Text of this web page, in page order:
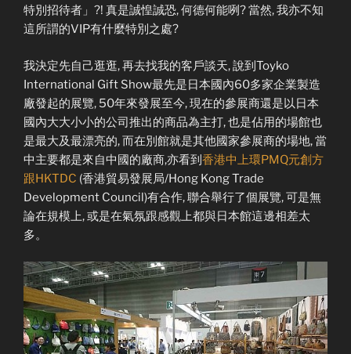
特別招待者」?! 真是誠惶誠恐, 何德何能咧? 當然, 我亦不知
這所謂的VIP有什麼特別之處?
我決定先自己逛逛, 再去找我的客戶談天, 說到Toyko
International Gift Show最先是日本國內60多家企業製造
廠發起的展覽, 50年來發展至今, 現在的參展商還是以日本
國內大大小小的公司推出的商品為主打, 也是佔用的場館也
是最大及最漂亮的, 而在別館就是其他國家參展商的場地, 當
中主要都是來自中國的廠商,亦看到 香港中上環PMQ元創方
跟HKTDC (香港貿易發展局/Hong Kong Trade
Development Council)有合作, 聯合舉行了個展覽, 可是無
論在規模上, 或是在氣氛跟感觀上都與日本館這邊相差太
多。